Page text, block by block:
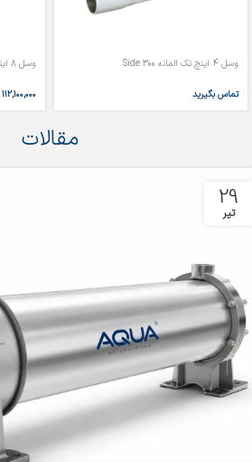
وسل 4 اینچ تک المانه 300 Side
تماس بگیرید
وسل 8 اینچ چهار المانه 450 Side
۱۱۲,۱۰۰,۰۰۰
مقالات
29
تیر